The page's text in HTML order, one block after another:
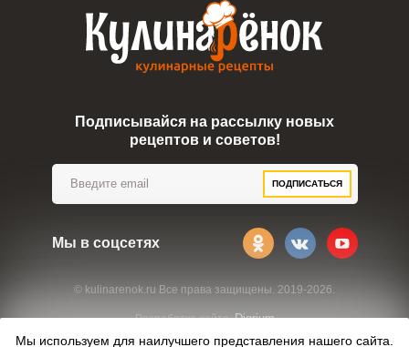
© kulinarenok.ru Все права защищены. 2019-2026.
Разработка сайта:Digrium
Подписывайся на рассылку новых
рецептов и советов!
ПОДПИСАТЬСЯ
Мы в соцсетях
Мы используем для наилучшего представления нашего сайта.